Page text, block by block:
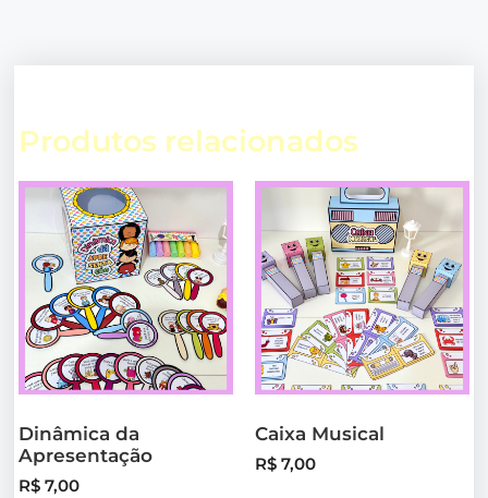
Produtos relacionados
Dinâmica da
Apresentação
R$ 7,00
Caixa Musical
R$ 7,00